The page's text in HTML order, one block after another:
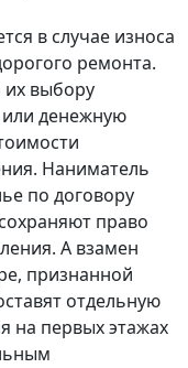
в случае износа
ремонта.
их выбору
денежную
Наниматель
по договору
право
А взамен
признанной
отдельную
на первых этажах